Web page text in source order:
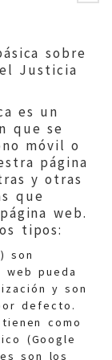
sobre
Justicia
es un
que se
móvil o
página
y otras
que
web.
tipos:
son
pueda
y son
defecto.
como
(Google
son los